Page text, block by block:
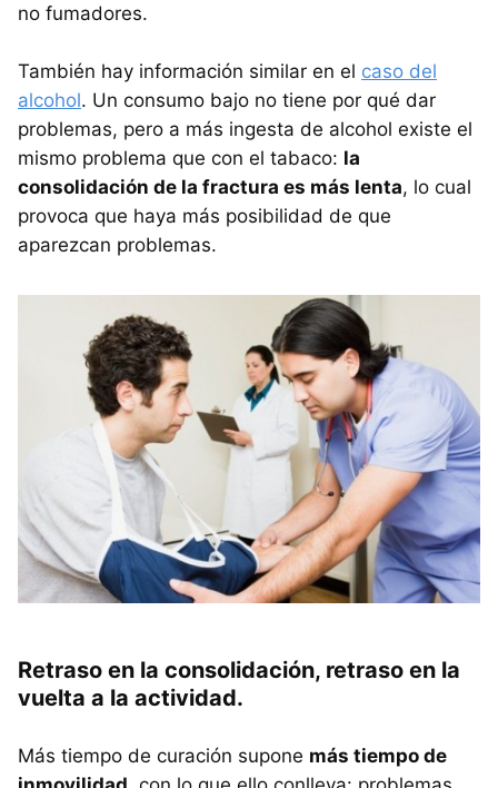
no fumadores.
También hay información similar en el caso del
alcohol. Un consumo bajo no tiene por qué dar
problemas, pero a más ingesta de alcohol existe el
mismo problema que con el tabaco: la
consolidación de la fractura es más lenta, lo cual
provoca que haya más posibilidad de que
aparezcan problemas.
Retraso en la consolidación, retraso en la
vuelta a la actividad.
Más tiempo de curación supone más tiempo de